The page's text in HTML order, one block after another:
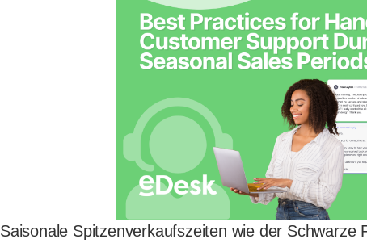
Saisonale Spitzenverkaufszeiten wie der Schwarze